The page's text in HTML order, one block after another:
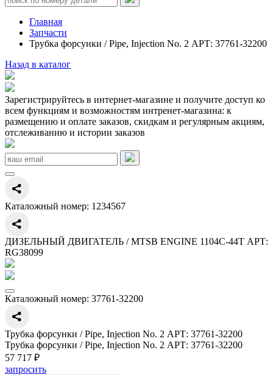
Главная
Запчасти
Трубка форсунки / Pipe, Injection No. 2 АРТ: 37761-32200
Назад в каталог
Зарегистрируйтесь в интернет-магазине и получите доступ ко
всем функциям и возможностям интренет-магазина: к
размещению и оплате заказов, скидкам и регулярным акциям,
отслеживанию и истории заказов
Каталожный номер: 1234567
ДИЗЕЛЬНЫЙ ДВИГАТЕЛЬ / MTSB ENGINE 1104C-44T АРТ:
RG38099
Каталожный номер: 37761-32200
Трубка форсунки / Pipe, Injection No. 2 АРТ: 37761-32200
Трубка форсунки / Pipe, Injection No. 2 АРТ: 37761-32200
57 717 ₽
запросить